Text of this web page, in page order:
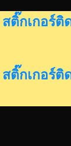
ติ๊กเกอร์
ติ๊กเกอร์